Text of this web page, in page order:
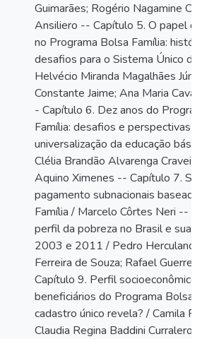
Guimarães; Rogério Nagamine
Ansiliero -- Capítulo 5. O papel
no Programa Bolsa Família:
desafios para o Sistema Único
Helvécio Miranda Magalhães
Constante Jaime; Ana Maria
- Capítulo 6. Dez anos do
Família: desafios e perspectivas
universalização da educação
Clélia Brandão Alvarenga
Aquino Ximenes -- Capítulo 7.
pagamento subnacionais
Família / Marcelo Côrtes Neri --
perfil da pobreza no Brasil e suas
2003 e 2011 / Pedro Herculano
Ferreira de Souza; Rafael
Capítulo 9. Perfil socioeconômico
beneficiários do Programa Bolsa
cadastro único revela? / Camila
Claudia Regina Baddini Curralero;